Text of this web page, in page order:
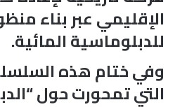
الإقليمي عبر بناء
للدبلوماسية المائية.
وفي ختام هذه
التي تمحورت حول